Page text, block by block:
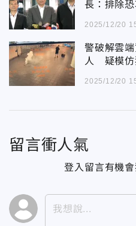
長：排除
2025/12/20
警破解雲
人 疑模仿
2025/12/20
留言衝人氣
登入留言有機會